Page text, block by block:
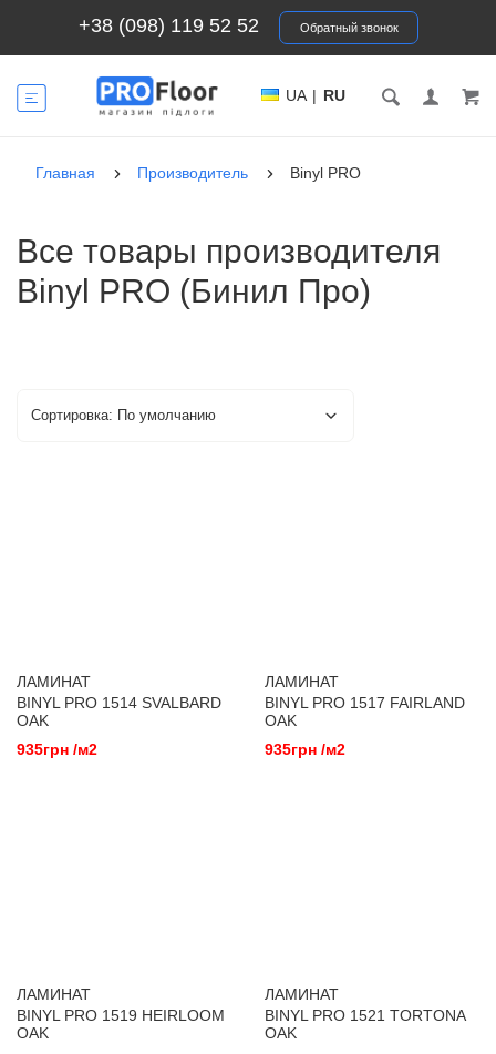
+38 (098) 119 52 52 Обратный звонок
UA | RU
Главная Производитель Binyl PRO
Все товары производителя
Binyl PRO (Бинил Про)
ЛАМИНАТ
BINYL PRO 1514 SVALBARD
OAK
935грн /м2
ЛАМИНАТ
BINYL PRO 1517 FAIRLAND
OAK
935грн /м2
ЛАМИНАТ
BINYL PRO 1519 HEIRLOOM
OAK
ЛАМИНАТ
BINYL PRO 1521 TORTONA
OAK